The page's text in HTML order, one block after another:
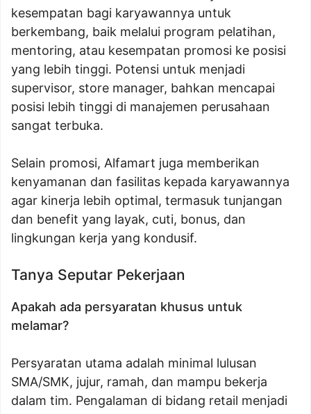
kesempatan bagi karyawannya untuk
berkembang, baik melalui program pelatihan,
mentoring, atau kesempatan promosi ke posisi
yang lebih tinggi. Potensi untuk menjadi
supervisor, store manager, bahkan mencapai
posisi lebih tinggi di manajemen perusahaan
sangat terbuka.
Selain promosi, Alfamart juga memberikan
kenyamanan dan fasilitas kepada karyawannya
agar kinerja lebih optimal, termasuk tunjangan
dan benefit yang layak, cuti, bonus, dan
lingkungan kerja yang kondusif.
Tanya Seputar Pekerjaan
Apakah ada persyaratan khusus untuk
melamar?
Persyaratan utama adalah minimal lulusan
SMA/SMK, jujur, ramah, dan mampu bekerja
dalam tim. Pengalaman di bidang retail menjadi